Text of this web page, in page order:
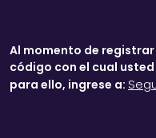
Al momento de
código con el cual
para ello, ingrese a: